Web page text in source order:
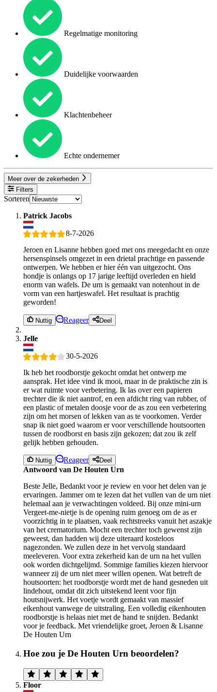
Regelmatige monitoring
Duidelijke voorwaarden
Klachtenbeheer
Echte ondernemer
Meer over de zekerheden
Filters
Sorteren
Patrick Jacobs
8-7-2026
Jeroen en Lisanne hebben goed met ons meegedacht en onze
hersenspinsels omgezet in een drietal prachtige en passende
ontwerpen. We hebben er hier één van uitgezocht. Ons
hondje is onlangs op 17 jarige leeftijd overleden en hield
enorm van wafels. De urn is gemaakt van notenhout in de
vorm van een hartjeswafel. Het resultaat is prachtig
geworden!
Nuttig Reageer Deel
Jelle
30-5-2026
Ik heb het roodborstje gekocht omdat het ontwerp me
aansprak. Het idee vind ik mooi, maar in de praktische zin is
er wat ruimte voor verbetering. Ik las over een papieren
trechter die ik niet aantrof, en een afdicht ring van rubber, of
een plastic of metalen doosje voor de as zou een verbetering
zijn om het morsen of lekken van as te voorkomen. Verder
snap ik niet goed waarom er voor verschillende houtsoorten
tussen de roodborst en basis zijn gekozen; dat zou ik zelf
gelijk hebben gehouden.
Nuttig Reageer Deel
Antwoord van De Houten Urn
Beste Jelle, Bedankt voor je review en voor het delen van je
ervaringen. Jammer om te lezen dat het vullen van de urn niet
helemaal aan je verwachtingen voldeed. Bij onze mini-urn
Vergeet-me-nietje is de opening ruim genoeg om de as er
voorzichtig in te plaatsen, vaak rechtstreeks vanuit het aszakje
van het crematorium. Mocht een trechter toch gewenst zijn
geweest, dan hadden wij deze uiteraard kosteloos
nagezonden. We zullen deze in het vervolg standaard
meeleveren. Voor extra zekerheid kan de urn na het vullen
ook worden dichtgelijmd. Sommige families kiezen hiervoor
wanneer zij de urn niet meer willen openen. Wat betreft de
houtsoorten: het roodborstje wordt met de hand gesneden uit
lindehout, omdat dit zich uitstekend leent voor fijn
houtsnijwerk. Het voetje wordt gemaakt van massief
eikenhout vanwege de uitstraling. Een volledig eikenhouten
roodborstje is helaas niet met de hand te snijden. Bedankt
voor je feedback. Met vriendelijke groet, Jeroen & Lisanne
De Houten Urn
Hoe zou je De Houten Urn beoordelen?
Floor